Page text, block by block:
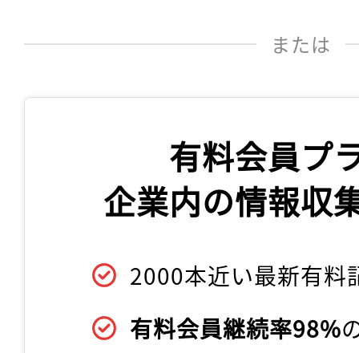
または
有料会員プ
企業内の情報収
2000本近い最新有料
有料会員継続率98%